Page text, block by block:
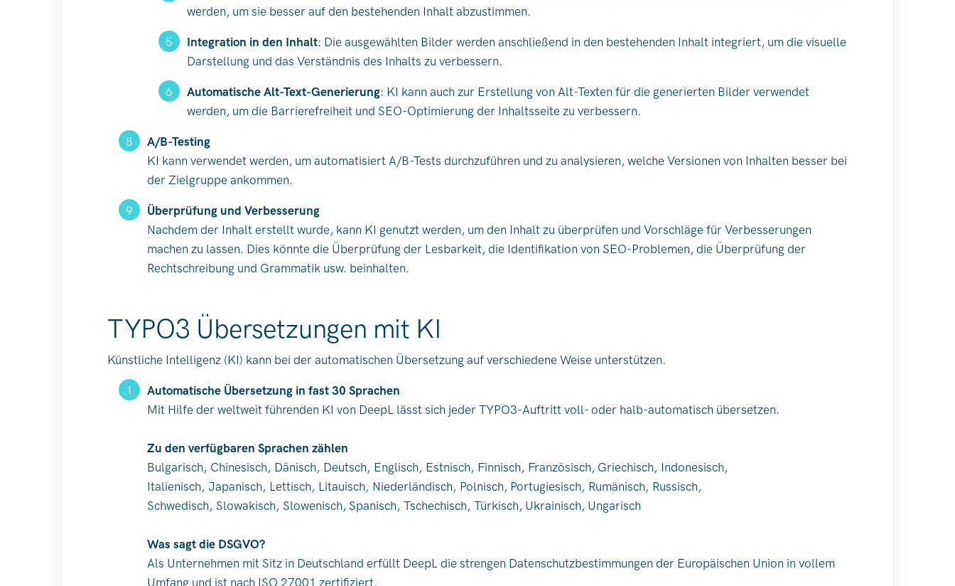
werden, um sie besser auf den bestehenden Inhalt abzustimmen.
Integration in den Inhalt: Die ausgewählten Bilder werden anschließend in den bestehenden Inhalt integriert, um die visuelle
Darstellung und das Verständnis des Inhalts zu verbessern.
Automatische Alt-Text-Generierung: KI kann auch zur Erstellung von Alt-Texten für die generierten Bilder verwendet
werden, um die Barrierefreiheit und SEO-Optimierung der Inhaltsseite zu verbessern.
A/B-Testing
KI kann verwendet werden, um automatisiert A/B-Tests durchzuführen und zu analysieren, welche Versionen von Inhalten besser bei
der Zielgruppe ankommen.
Überprüfung und Verbesserung
Nachdem der Inhalt erstellt wurde, kann KI genutzt werden, um den Inhalt zu überprüfen und Vorschläge für Verbesserungen
machen zu lassen. Dies könnte die Überprüfung der Lesbarkeit, die Identifikation von SEO-Problemen, die Überprüfung der
Rechtschreibung und Grammatik usw. beinhalten.
TYPO3 Übersetzungen mit KI
Künstliche Intelligenz (KI) kann bei der automatischen Übersetzung auf verschiedene Weise unterstützen.
Automatische Übersetzung in fast 30 Sprachen
Mit Hilfe der weltweit führenden KI von DeepL lässt sich jeder TYPO3-Auftritt voll- oder halb-automatisch übersetzen.
Zu den verfügbaren Sprachen zählen
Bulgarisch, Chinesisch, Dänisch, Deutsch, Englisch, Estnisch, Finnisch, Französisch, Griechisch, Indonesisch,
Italienisch, Japanisch, Lettisch, Litauisch, Niederländisch, Polnisch, Portugiesisch, Rumänisch, Russisch,
Schwedisch, Slowakisch, Slowenisch, Spanisch, Tschechisch, Türkisch, Ukrainisch, Ungarisch
Was sagt die DSGVO?
Als Unternehmen mit Sitz in Deutschland erfüllt DeepL die strengen Datenschutzbestimmungen der Europäischen Union in vollem
Umfang und ist nach ISO 27001 zertifiziert.